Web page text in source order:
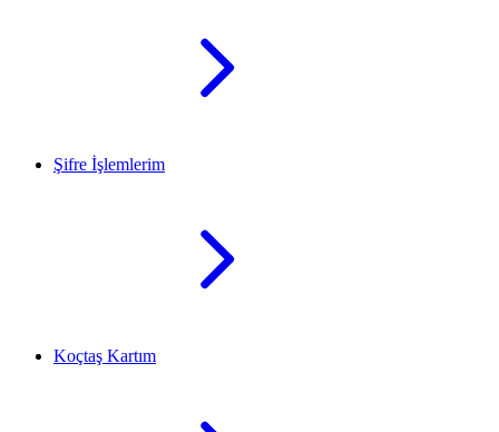
Şifre İşlemlerim
Koçtaş Kartım